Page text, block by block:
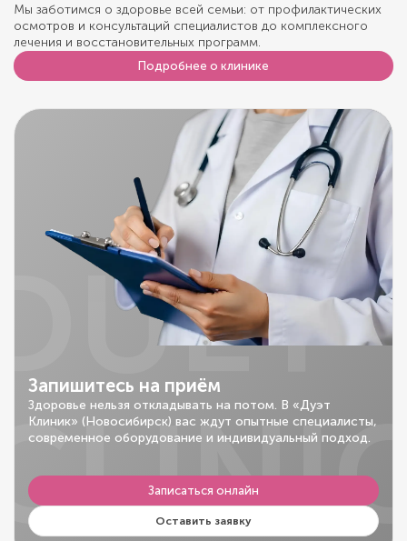
Мы заботимся о здоровье всей семьи: от профилактических
осмотров и консультаций специалистов до комплексного
лечения и восстановительных программ.
Подробнее о клинике
Запишитесь на приём
Здоровье нельзя откладывать на потом. В «Дуэт
Клиник» (Новосибирск) вас ждут опытные специалисты,
современное оборудование и индивидуальный подход.
Записаться онлайн
Оставить заявку